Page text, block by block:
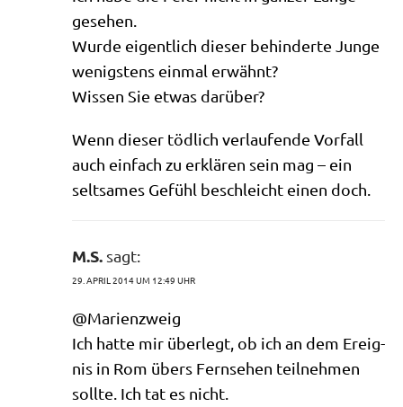
gesehen.
Wur­de eigent­lich die­ser behin­der­te Jun­ge
wenig­stens ein­mal erwähnt?
Wis­sen Sie etwas darüber?
Wenn die­ser töd­lich ver­lau­fen­de Vor­fall
auch ein­fach zu erklä­ren sein mag – ein
selt­sa­mes Gefühl beschleicht einen doch.
M.S. sagt:
29. APRIL 2014 UM 12:49 UHR
@Marienzweig
Ich hat­te mir über­legt, ob ich an dem Ereig­
nis in Rom übers Fern­se­hen teil­neh­men
soll­te. Ich tat es nicht.